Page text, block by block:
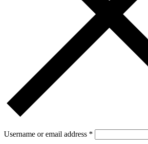
Username or email address *